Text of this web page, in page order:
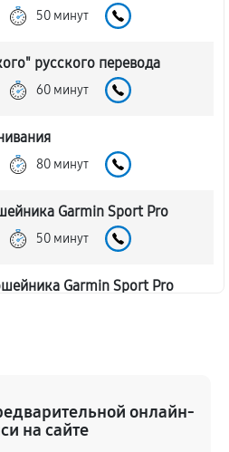
50 минут
русского перевода
60 минут
80 минут
Garmin Sport Pro
50 минут
Garmin Sport Pro
50 минут
онлайн-
на сайте